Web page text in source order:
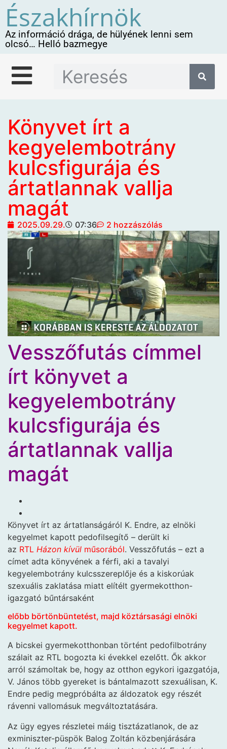
Északhírnök
Az információ drága, de hülyének lenni sem
olcsó… Helló bazmegye
Könyvet írt a
kegyelembotrány
kulcsfigurája és
ártatlannak vallja
magát
2025.09.29. 07:36 2 hozzászólás
Vesszőfutás címmel
írt könyvet a
kegyelembotrány
kulcsfigurája és
ártatlannak vallja
magát
Könyvet írt az ártatlanságáról K. Endre, az elnöki
kegyelmet kapott pedofilsegítő – derült ki
az RTL Házon kívül műsorából. Vesszőfutás – ezt a
címet adta könyvének a férfi, aki a tavalyi
kegyelembotrány kulcsszereplője és a kiskorúak
szexuális zaklatása miatt elítélt gyermekotthon-
igazgató bűntársaként
előbb börtönbüntetést, majd köztársasági elnöki
kegyelmet kapott.
A bicskei gyermekotthonban történt pedofilbotrány
szálait az RTL bogozta ki évekkel ezelőtt. Ők akkor
arról számoltak be, hogy az otthon egykori igazgatója,
V. János több gyereket is bántalmazott szexuálisan, K.
Endre pedig megpróbálta az áldozatok egy részét
rávenni vallomásuk megváltoztatására.
Az ügy egyes részletei máig tisztázatlanok, de az
exminiszter-püspök Balog Zoltán közbenjárására